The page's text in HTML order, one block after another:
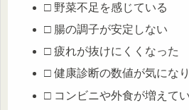
□ 野菜不足を感じている
□ 腸の調子が安定しない
□ 疲れが抜けにくくなった
□ 健康診断の数値が気にな
□ コンビニや外食が増えて